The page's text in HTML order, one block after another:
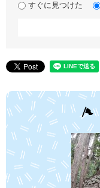
すぐに見つけた